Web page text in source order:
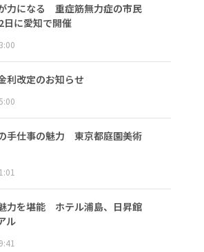
力になる 重症筋無力症の市民
日に愛知で開催
利改定のお知らせ
手仕事の魅力 東京都庭園美術
力を堪能 ホテル浦島、日昇館
ル